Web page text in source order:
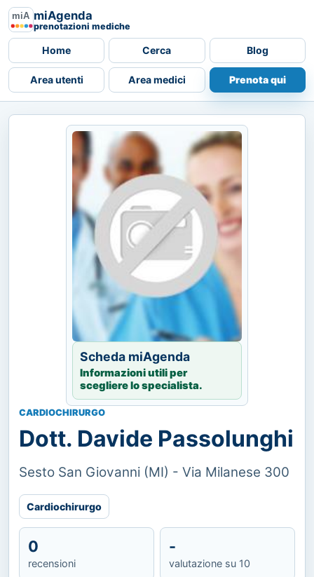
miAgenda
prenotazioni mediche
Home Cerca Blog
Area utenti Area medici Prenota qui
Scheda miAgenda
Informazioni utili per
scegliere lo specialista.
CARDIOCHIRURGO
Dott. Davide Passolunghi
Sesto San Giovanni (MI) - Via Milanese 300
Cardiochirurgo
0
recensioni
-
valutazione su 10